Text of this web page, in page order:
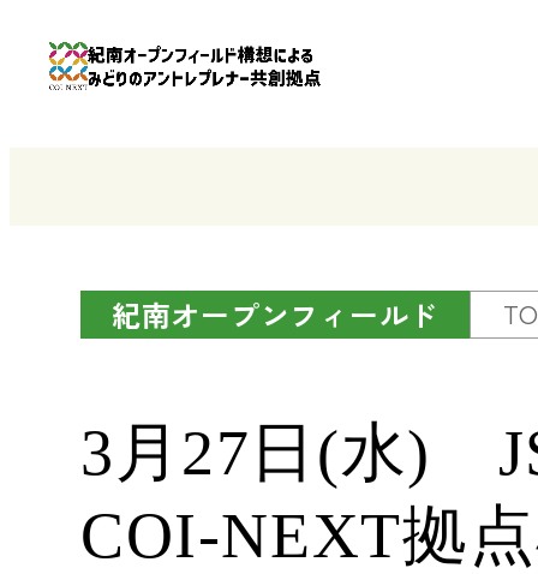
3月27日(水)
COI-NEXT拠
紀南オープンフィールド